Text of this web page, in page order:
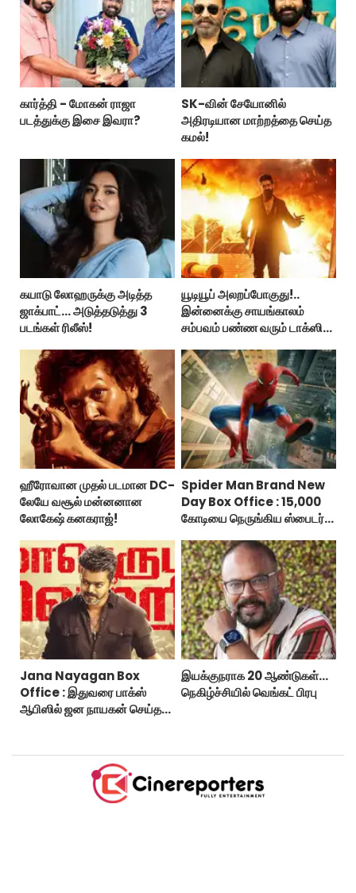
கார்த்தி - மோகன் ராஜா
படத்துக்கு இசை இவரா?
SK-வின் சேயோனில்
அதிரடியான மாற்றத்தை செய்த
கமல்!
கயாடு லோஹருக்கு அடித்த
ஜாக்பாட்... அடுத்தடுத்து 3
படங்கள் ரிலீஸ்!
யூடியூப் அலறப்போகுது!..
இன்னைக்கு சாயங்காலம்
சம்பவம் பண்ண வரும் டாக்ஸிக்
ஹீரோவான முதல் படமான DC-
லேயே வசூல் மன்னனான
லோகேஷ் கனகராஜ்!
Spider Man Brand New
Day Box Office : 15,000
கோடியை நெருங்கிய ஸ்பைடர்
Jana Nayagan Box
Office : இதுவரை பாக்ஸ்
ஆபிஸில் ஜன நாயகன் செய்த
இயக்குநராக 20 ஆண்டுகள்...
நெகிழ்ச்சியில் வெங்கட் பிரபு